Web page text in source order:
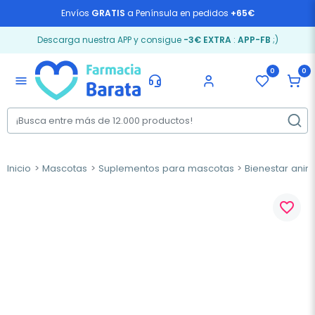
Envíos GRATIS a Península en pedidos +65€
Descarga nuestra APP y consigue -3€ EXTRA: APP-FB ;)
menu
0 0
Inicio Mascotas Suplementos para mascotas Bienestar
favorite_border